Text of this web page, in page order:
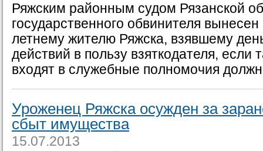
Ряжским районным судом Рязанской
государственного обвинителя
летнему жителю Ряжска, взявшему
действий в пользу взяткодателя, если
входят в служебные полномочия
Уроженец Ряжска осужден за
сбыт имущества
15.07.2013